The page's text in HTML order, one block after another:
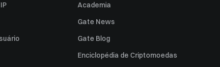
Academia
Gate News
Gate Blog
Enciclopédia de Criptomoedas